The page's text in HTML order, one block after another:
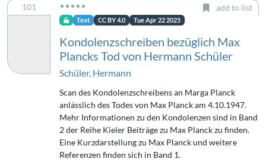
101 add to list
Text CC BY 4.0 Tue Apr 22 2025
Kondolenzschreiben bezüglich Max
Plancks Tod von Hermann Schüler
Schüler, Hermann
Scan des Kondolenzschreibens an Marga Planck
anlässlich des Todes von Max Planck am 4.10.1947.
Mehr Informationen zu den Kondolenzen sind in Band
2 der Reihe Kieler Beiträge zu Max Planck zu finden.
Eine Kurzdarstellung zu Max Planck und weitere
Referenzen finden sich in Band 1.